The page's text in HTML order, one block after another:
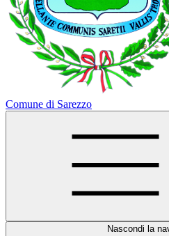
Comune di Sarezzo
Nascondi la